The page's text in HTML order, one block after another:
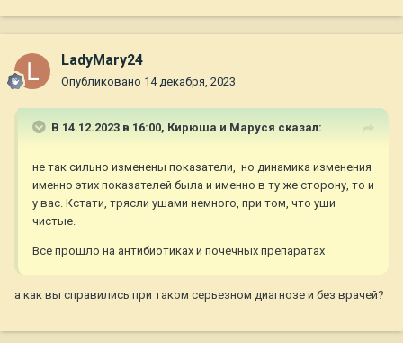
LadyMary24
Опубликовано 14 декабря, 2023
В 14.12.2023 в 16:00, Кирюша и Маруся сказал:
не так сильно изменены показатели, но динамика изменения
именно этих показателей была и именно в ту же сторону, то и
у вас. Кстати, трясли ушами немного, при том, что уши
чистые.
Все прошло на антибиотиках и почечных препаратах
а как вы справились при таком серьезном диагнозе и без врачей?